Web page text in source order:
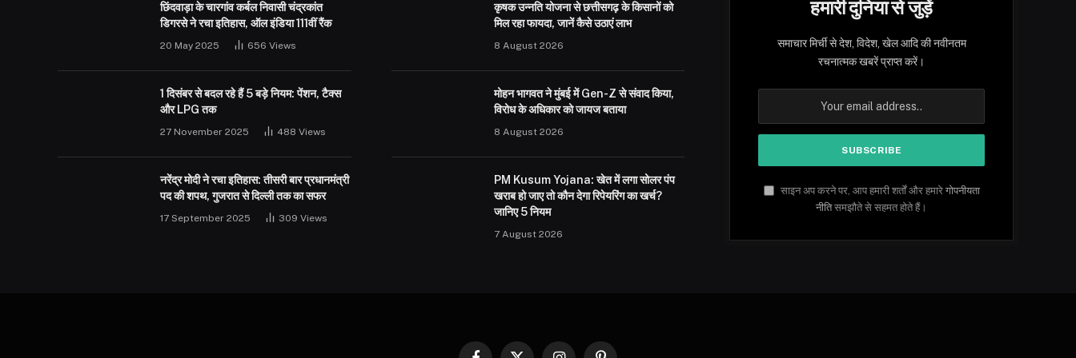
छिंदवाड़ा के चारगांव कर्बल निवासी चंद्रकांत
डिगरसे ने रचा इतिहास, ऑल इंडिया 111वीं रैंक
20 May 2025 656 Views
1 दिसंबर से बदल रहे हैं 5 बड़े नियम: पेंशन, टैक्स
और LPG तक
27 November 2025 488 Views
नरेंद्र मोदी ने रचा इतिहास: तीसरी बार प्रधानमंत्री
पद की शपथ, गुजरात से दिल्ली तक का सफर
17 September 2025 309 Views
कृषक उन्नति योजना से छत्तीसगढ़ के किसानों को
मिल रहा फायदा, जानें कैसे उठाएं लाभ
8 August 2026
मोहन भागवत ने मुंबई में Gen-Z से संवाद किया,
विरोध के अधिकार को जायज बताया
8 August 2026
PM Kusum Yojana: खेत में लगा सोलर पंप
खराब हो जाए तो कौन देगा रिपेयरिंग का खर्च?
जानिए 5 नियम
7 August 2026
हमारी दुनिया से जुड़ें
समाचार मिर्ची से देश, विदेश, खेल आदि की नवीनतम
रचनात्मक खबरें प्राप्त करें।
साइन अप करने पर, आप हमारी शर्तों और हमारे गोपनीयता
नीतिसमझौते से सहमत होते हैं।